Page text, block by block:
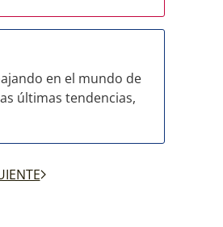
en el mundo de
últimas tendencias,